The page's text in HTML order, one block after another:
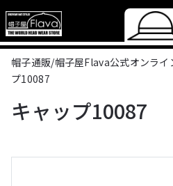
帽子通販/帽子屋Flava公式オンライ
プ10087
キャップ10087